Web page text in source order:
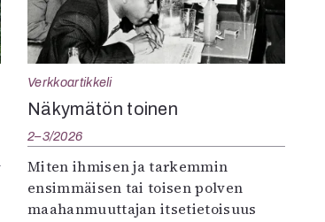
Verkkoartikkeli
Näkymätön toinen
2–3/2026
Miten ihmisen ja tarkemmin
ensimmäisen tai toisen polven
maahanmuuttajan itsetietoisuus